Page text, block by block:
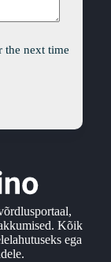
the next time
Kõik
ega